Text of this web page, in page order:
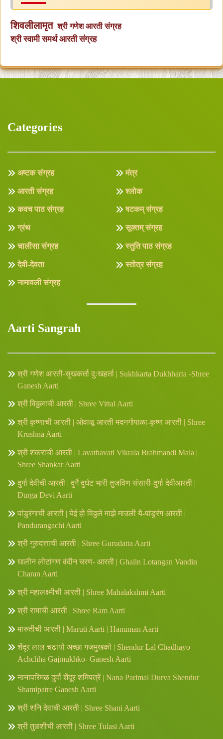
शिवलीलामृत श्री गणेश आरती संग्रह
श्री स्वामी समर्थ आरती संग्रह
Categories
अष्टक संग्रह
आरती संग्रह
कवच पाठ संग्रह
ग्रंथ
चालीसा संग्रह
देवी-देवता
नामावली संग्रह
मंत्र
श्लोक
षटकम् संग्रह
सूक्तम् संग्रह
स्तुति पाठ संग्रह
स्तोत्र संग्रह
Aarti Sangrah
श्री गणेश आरती-सुखकर्ता दुःखहर्ता | Sukhkarta Dukhharta -Shree
Ganesh Aarti
श्री विठ्ठलाची आरती | Shree Vittal Aarti
श्री कृष्णाची आरती | ओवाळू आरती मदनगोपाळा-कृष्ण आरती | Shree
Krushna Aarti
श्री शंकराची आरती | Lavathavati Vikrala Brahmandi Mala |
Shree Shankar Aarti
दुर्गा देवीची आरती | दुर्गे दुर्घट भारी तुजविण संसारी-दुर्गा देवीआरती |
Durga Devi Aarti
पांडुरंगाची आरती | येई हो विठ्ठले माझे माउली ये-पांडुरंग आरती |
Pandurangachi Aarti
श्री गुरुदत्ताची आरती | Shree Gurudatta Aarti
घालीन लोटांगण वंदीन चरण- आरती | Ghalin Lotangan Vandin
Charan Aarti
श्री महालक्ष्मीची आरती | Shree Mahalakshmi Aarti
श्री रामाची आरती | Shree Ram Aarti
मारुतीची आरती | Maruti Aarti | Hanuman Aarti
शेंदूर लाल चढायो अच्छा गजमुखको | Shendur Lal Chadhayo
Achchha Gajmukhko- Ganesh Aarti
नानापरिमळ दुर्वा शेंदूर शमिपत्रें | Nana Parimal Durva Shendur
Shamipatre Ganesh Aarti
श्री शनि देवाची आरती | Shree Shani Aarti
श्री तुळशीची आरती | Shree Tulasi Aarti